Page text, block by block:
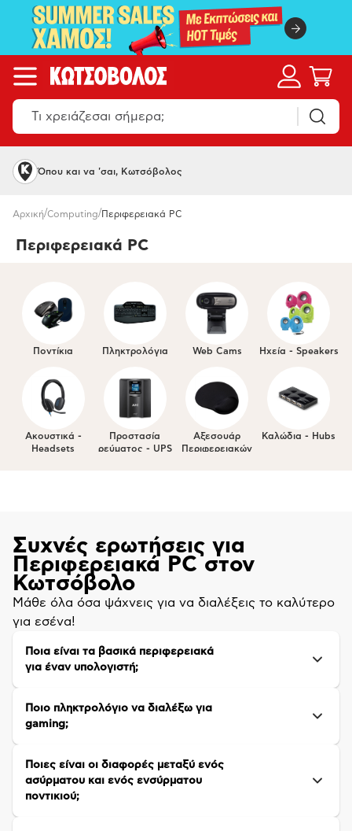
Όπου και να 'σαι, Κωτσόβολος
Αρχική/Computing/Περιφερειακά PC
Περιφερειακά PC
Ποντίκια Πληκτρολόγια Web Cams Ηχεία - Speakers
Ακουστικά -
Headsets
Προστασία
ρεύματος - UPS
Αξεσουάρ
Περιφερειακών
Καλώδια - Hubs
Συχνές ερωτήσεις για
Περιφερειακά PC στον
Κωτσόβολο
Μάθε όλα όσα ψάχνεις για να διαλέξεις το καλύτερο
για εσένα!
Ποια είναι τα βασικά περιφερειακά
για έναν υπολογιστή;
Ποιο πληκτρολόγιο να διαλέξω για
gaming;
Ποιες είναι οι διαφορές μεταξύ ενός
ασύρματου και ενός ενσύρματου
ποντικιού;